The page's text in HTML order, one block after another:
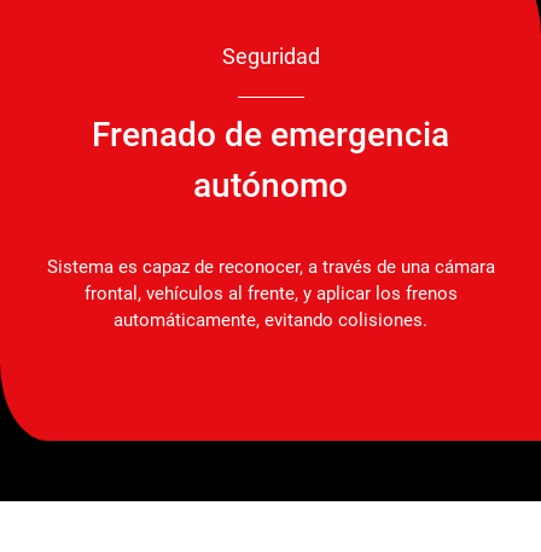
Seguridad
Frenado de emergencia
autónomo
Sistema es capaz de reconocer, a través de una cámara
frontal, vehículos al frente, y aplicar los frenos
automáticamente, evitando colisiones.